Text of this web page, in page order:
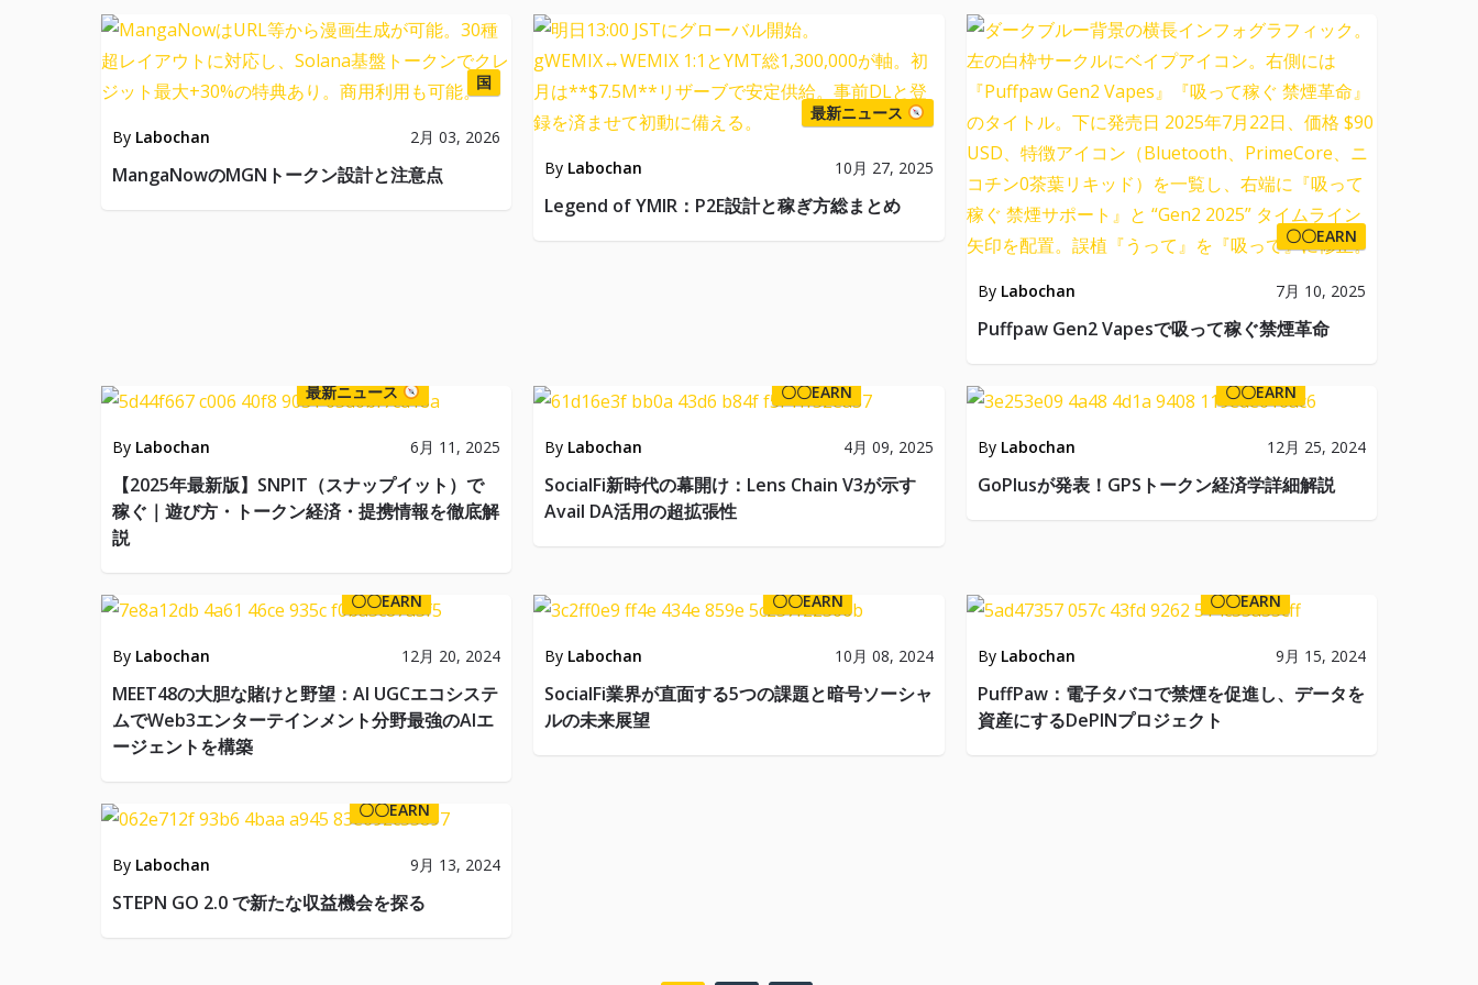
国
By Labochan 2月 03, 2026
MangaNowのMGNトークン設計と注意点
最新ニュース
By Labochan 10月 27, 2025
Legend of YMIR：P2E設計と稼ぎ方総まとめ
〇〇EARN
By Labochan 7月 10, 2025
Puffpaw Gen2 Vapesで吸って稼ぐ禁煙革命
最新ニュース
By Labochan 6月 11, 2025
【2025年最新版】SNPIT（スナップイット）で
稼ぐ｜遊び方・トークン経済・提携情報を徹底解
説
〇〇EARN
By Labochan 4月 09, 2025
SocialFi新時代の幕開け：Lens Chain V3が示す
Avail DA活用の超拡張性
〇〇EARN
By Labochan 12月 25, 2024
GoPlusが発表！GPSトークン経済学詳細解説
〇〇EARN
By Labochan 12月 20, 2024
MEET48の大胆な賭けと野望：AI UGCエコシステ
ムでWeb3エンターテインメント分野最強のAIエ
ージェントを構築
〇〇EARN
By Labochan 10月 08, 2024
SocialFi業界が直面する5つの課題と暗号ソーシャ
ルの未来展望
〇〇EARN
By Labochan 9月 15, 2024
PuffPaw：電子タバコで禁煙を促進し、データを
資産にするDePINプロジェクト
〇〇EARN
By Labochan 9月 13, 2024
STEPN GO 2.0 で新たな収益機会を探る